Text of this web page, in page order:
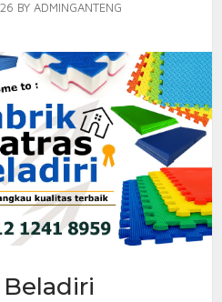
BY ADMINGANTENG